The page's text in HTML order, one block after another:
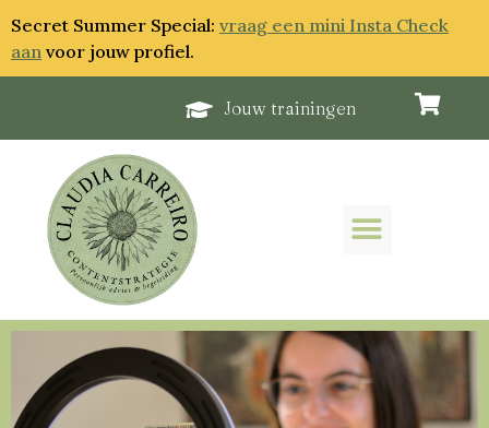
Secret Summer Special: vraag een mini Insta Check
aan voor jouw profiel.
Jouw trainingen